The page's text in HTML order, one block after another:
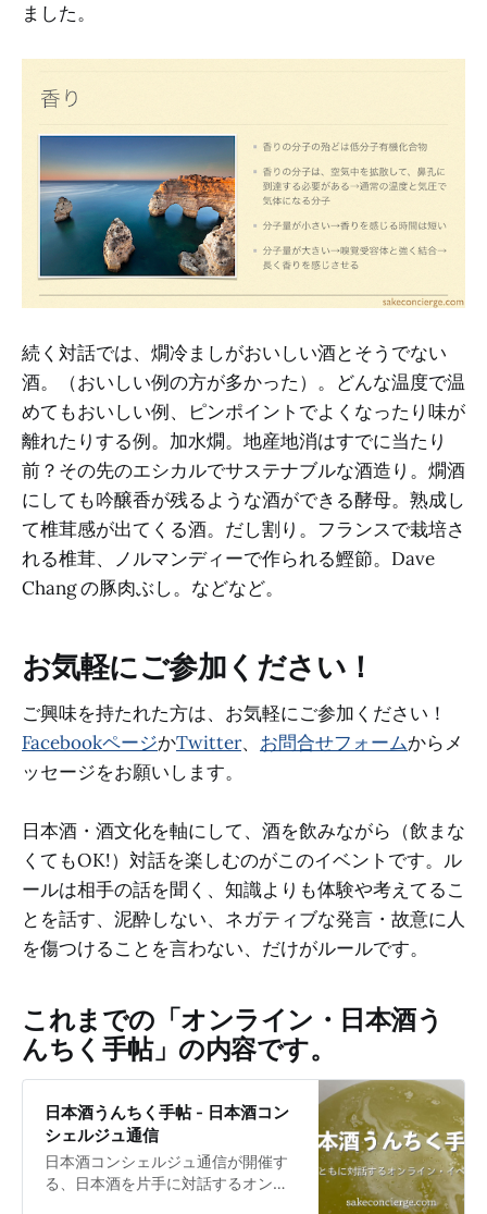
ました。
続く対話では、燗冷ましがおいしい酒とそうでない
酒。（おいしい例の方が多かった）。どんな温度で温
めてもおいしい例、ピンポイントでよくなったり味が
離れたりする例。加水燗。地産地消はすでに当たり
前？その先のエシカルでサステナブルな酒造り。燗酒
にしても吟醸香が残るような酒ができる酵母。熟成し
て椎茸感が出てくる酒。だし割り。フランスで栽培さ
れる椎茸、ノルマンディーで作られる鰹節。Dave
Chang の豚肉ぶし。などなど。
お気軽にご参加ください！
ご興味を持たれた方は、お気軽にご参加ください！
FacebookページかTwitter、 お問合せフォームからメ
ッセージをお願いします。
日本酒・酒文化を軸にして、酒を飲みながら（飲まな
くてもOK!）対話を楽しむのがこのイベントです。ル
ールは相手の話を聞く、知識よりも体験や考えてるこ
とを話す、泥酔しない、ネガティブな発言・故意に人
を傷つけることを言わない、だけがルールです。
これまでの「オンライン・日本酒う
んちく手帖」の内容です。
日本酒うんちく手帖 - 日本酒コン
シェルジュ通信
日本酒コンシェルジュ通信が開催す
る、日本酒を片手に対話するオンラ